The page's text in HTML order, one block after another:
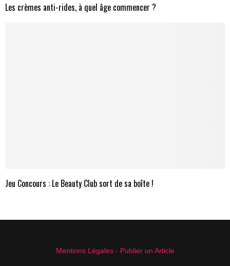
Les crèmes anti-rides, à quel âge commencer ?
Jeu Concours : Le Beauty Club sort de sa boîte !
Mentions Légales- Publier un Article